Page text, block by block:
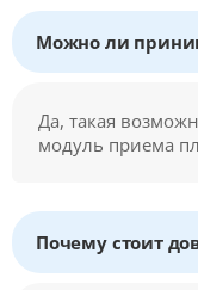
Можно ли
Да, такая
модуль приема
Почему стоит